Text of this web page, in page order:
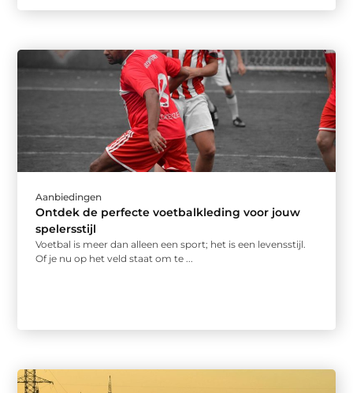
Aanbiedingen
Ontdek de perfecte voetbalkleding voor jouw
spelersstijl
Voetbal is meer dan alleen een sport; het is een levensstijl.
Of je nu op het veld staat om te ...